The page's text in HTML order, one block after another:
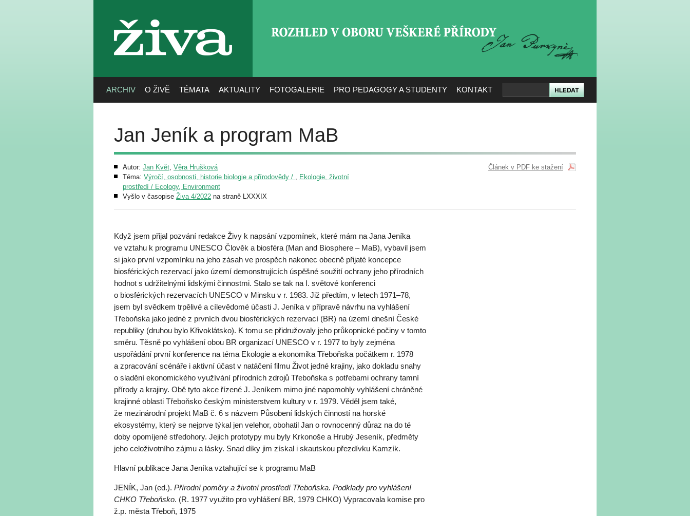
živa
ARCHIV O ŽIVĚ TÉMATA AKTUALITY FOTOGALERIE PRO PEDAGOGY A STUDENTY KONTAKT
Jan Jeník a program MaB
Autor: Jan Květ, Věra Hrušková
Téma: Výročí, osobnosti, historie biologie a přírodovědy / , Ekologie, životní
prostředí / Ecology, Environment
Vyšlo v časopise Živa 4/2022 na straně LXXXIX
Článek v PDF ke stažení
Když jsem přijal pozvání redakce Živy k napsání vzpomínek, které mám na Jana Jeníka
ve vztahu k programu UNESCO Člověk a biosféra (Man and Biosphere – MaB), vybavil jsem
si jako první vzpomínku na jeho zásah ve prospěch nakonec obecně přijaté koncepce
biosférických rezervací jako území demonstrujících úspěšné soužití ochrany jeho přírodních
hodnot s udržitelnými lidskými činnostmi. Stalo se tak na I. světové konferenci
o biosférických rezervacích UNESCO v Minsku v r. 1983. Již předtím, v letech 1971–78,
jsem byl svědkem trpělivé a cílevědomé účasti J. Jeníka v přípravě návrhu na vyhlášení
Třeboňska jako jedné z prvních dvou biosférických rezervací (BR) na území dnešní České
republiky (druhou bylo Křivoklátsko). K tomu se přidružovaly jeho průkopnické počiny v tomto
směru. Těsně po vyhlášení obou BR organizací UNESCO v r. 1977 to byly zejména
uspořádání první konference na téma Ekologie a ekonomika Třeboňska počátkem r. 1978
a zpracování scénáře i aktivní účast v natáčení filmu Život jedné krajiny, jako dokladu snahy
o sladění ekonomického využívání přírodních zdrojů Třeboňska s potřebami ochrany tamní
přírody a krajiny. Obě tyto akce řízené J. Jeníkem mimo jiné napomohly vyhlášení chráněné
krajinné oblasti Třeboňsko českým ministerstvem kultury v r. 1979. Věděl jsem také,
že mezinárodní projekt MaB č. 6 s názvem Působení lidských činností na horské
ekosystémy, který se nejprve týkal jen velehor, obohatil Jan o rovnocenný důraz na do té
doby opomíjené středohory. Jejich prototypy mu byly Krkonoše a Hrubý Jeseník, předměty
jeho celoživotního zájmu a lásky. Snad díky jim získal i skautskou přezdívku Kamzík.
Hlavní publikace Jana Jeníka vztahující se k programu MaB
JENÍK, Jan (ed.). Přírodní poměry a životní prostředí Třeboňska. Podklady pro vyhlášení
CHKO Třeboňsko. (R. 1977 využito pro vyhlášení BR, 1979 CHKO) Vypracovala komise pro
ž.p. města Třeboň, 1975